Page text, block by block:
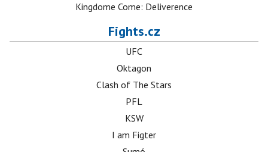
Kingdome Come: Deliverence
Fights.cz
UFC
Oktagon
Clash of The Stars
PFL
KSW
I am Figter